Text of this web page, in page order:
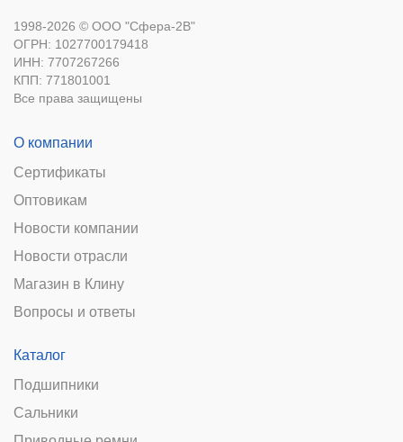
1998-2026 © ООО "Сфера-2В"
ОГРН: 1027700179418
ИНН: 7707267266
КПП: 771801001
Все права защищены
О компании
Сертификаты
Оптовикам
Новости компании
Новости отрасли
Магазин в Клину
Вопросы и ответы
Каталог
Подшипники
Сальники